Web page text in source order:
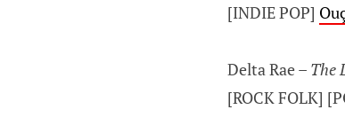
[INDIE POP]
Delta Rae – The
[ROCK FOLK]